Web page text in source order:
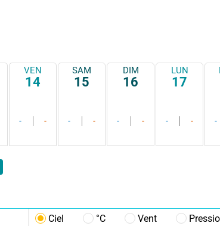
VEN
14
- -
SAM
15
- -
DIM
16
- -
LUN
17
- - -
Ciel °C Vent